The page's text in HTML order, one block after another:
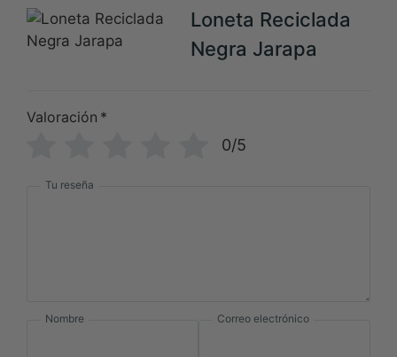
Loneta Reciclada
Negra Jarapa
Valoración *
0/5
Tu reseña
Nombre Correo electrónico